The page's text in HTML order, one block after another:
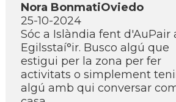
Nora BonmatiOviedo
25-10-2024
Sóc a Islàndia fent d'AuPair
Egilsstaí°ir. Busco algú que
estigui per la zona per fer
activitats o simplement
algú amb qui conversar